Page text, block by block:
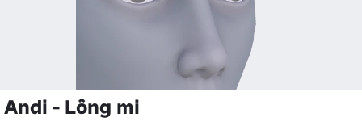
Andi - Lông mi